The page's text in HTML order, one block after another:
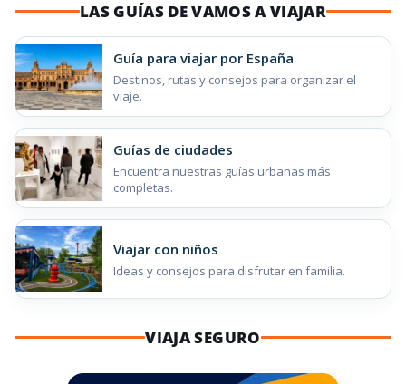
LAS GUÍAS DE VAMOS A VIAJAR
Guía para viajar por España
Destinos, rutas y consejos para organizar el
viaje.
Guías de ciudades
Encuentra nuestras guías urbanas más
completas.
Viajar con niños
Ideas y consejos para disfrutar en familia.
VIAJA SEGURO